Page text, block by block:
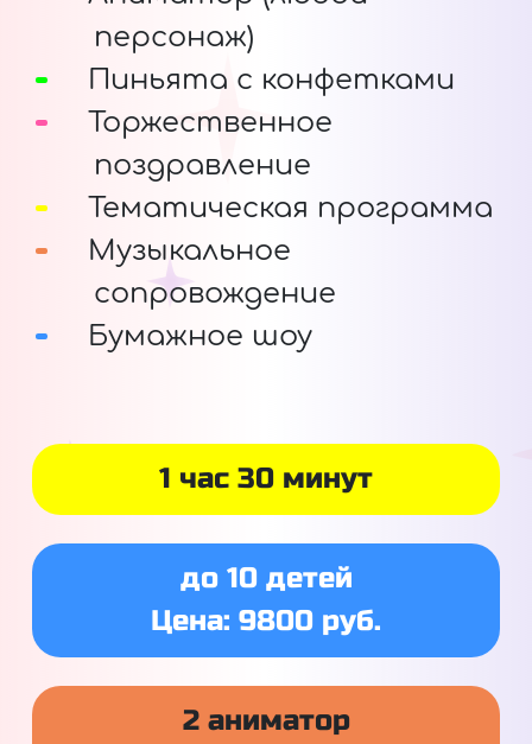
персонаж)
Пиньята с конфетками
Торжественное
поздравление
Тематическая программа
Музыкальное
сопровождение
Бумажное шоу
1 час 30 минут
до 10 детей
Цена: 9800 руб.
2 аниматор